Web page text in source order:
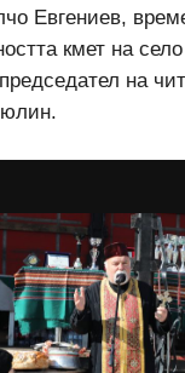
Евгениев,
кмет на
на